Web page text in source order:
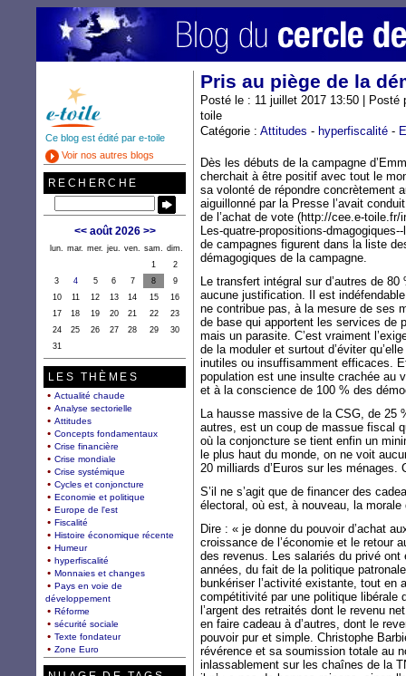
Pris au piège de la
Posté le : 11 juillet 2017 13:50 |
toile
Catégorie : Attitudes - hyperfiscalité -
Dès les débuts de la campagne
cherchait à être positif avec tout le
sa volonté de répondre concrètement
aiguillonné par la Presse l’avait
de l’achat de vote (http://cee.e-
Les-quatre-propositions-
de campagnes figurent dans la liste
démagogiques de la campagne.
Le transfert intégral sur d’autres de
aucune justification. Il est
ne contribue pas, à la mesure de ses
de base qui apportent les services de
mais un parasite. C’est vraiment
de la moduler et surtout d’éviter
inutiles ou insuffisamment efficaces.
population est une insulte crachée au
et à la conscience de 100 % des
La hausse massive de la CSG, de 25
autres, est un coup de massue fiscal
où la conjoncture se tient enfin un
le plus haut du monde, on ne voit
20 milliards d’Euros sur les ménages.
S’il ne s’agit que de financer des
électoral, où est, à nouveau, la morale
Dire : « je donne du pouvoir d’achat
croissance de l’économie et le retour
des revenus. Les salariés du privé
années, du fait de la politique
bunkériser l’activité existante, tout en
compétitivité par une politique libérale
l’argent des retraités dont le revenu
en faire cadeau à d’autres, dont le
pouvoir pur et simple. Christophe
révérence et sa soumission totale au
inlassablement sur les chaînes de la
Ce blog est édité par e-toile
Voir nos autres blogs
RECHERCHE
<< août 2026 >>
lun. mar. mer. jeu. ven. sam.
dim.
1
2
3
4 5 6 7 8
9
10
11 12 13 14 15
16
17
18 19 20 21 22
23
24
25 26 27 28 29
30
31
LES THÈMES
Actualité chaude
Analyse sectorielle
Attitudes
Concepts fondamentaux
Crise financière
Crise mondiale
Crise systémique
Cycles et conjoncture
Economie et politique
Europe de l'est
Fiscalité
Histoire économique récente
Humeur
hyperfiscalité
Monnaies et changes
Pays en voie de
développement
Réforme
sécurité sociale
Texte fondateur
Zone Euro